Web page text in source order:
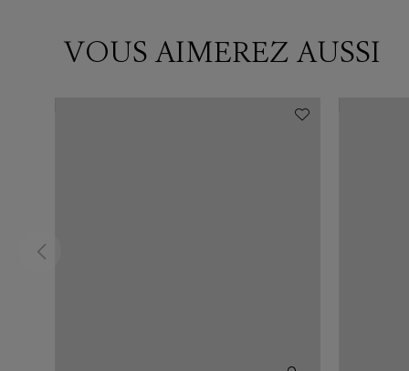
VOUS AIMEREZ AUSSI